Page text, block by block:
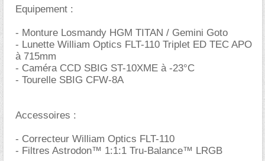
Equipement :
- Monture Losmandy HGM TITAN / Gemini Goto
- Lunette William Optics FLT-110 Triplet ED TEC APO
à 715mm
- Caméra CCD SBIG ST-10XME à -23°C
- Tourelle SBIG CFW-8A
Accessoires :
- Correcteur William Optics FLT-110
- Filtres Astrodon™ 1:1:1 Tru-Balance™ LRGB